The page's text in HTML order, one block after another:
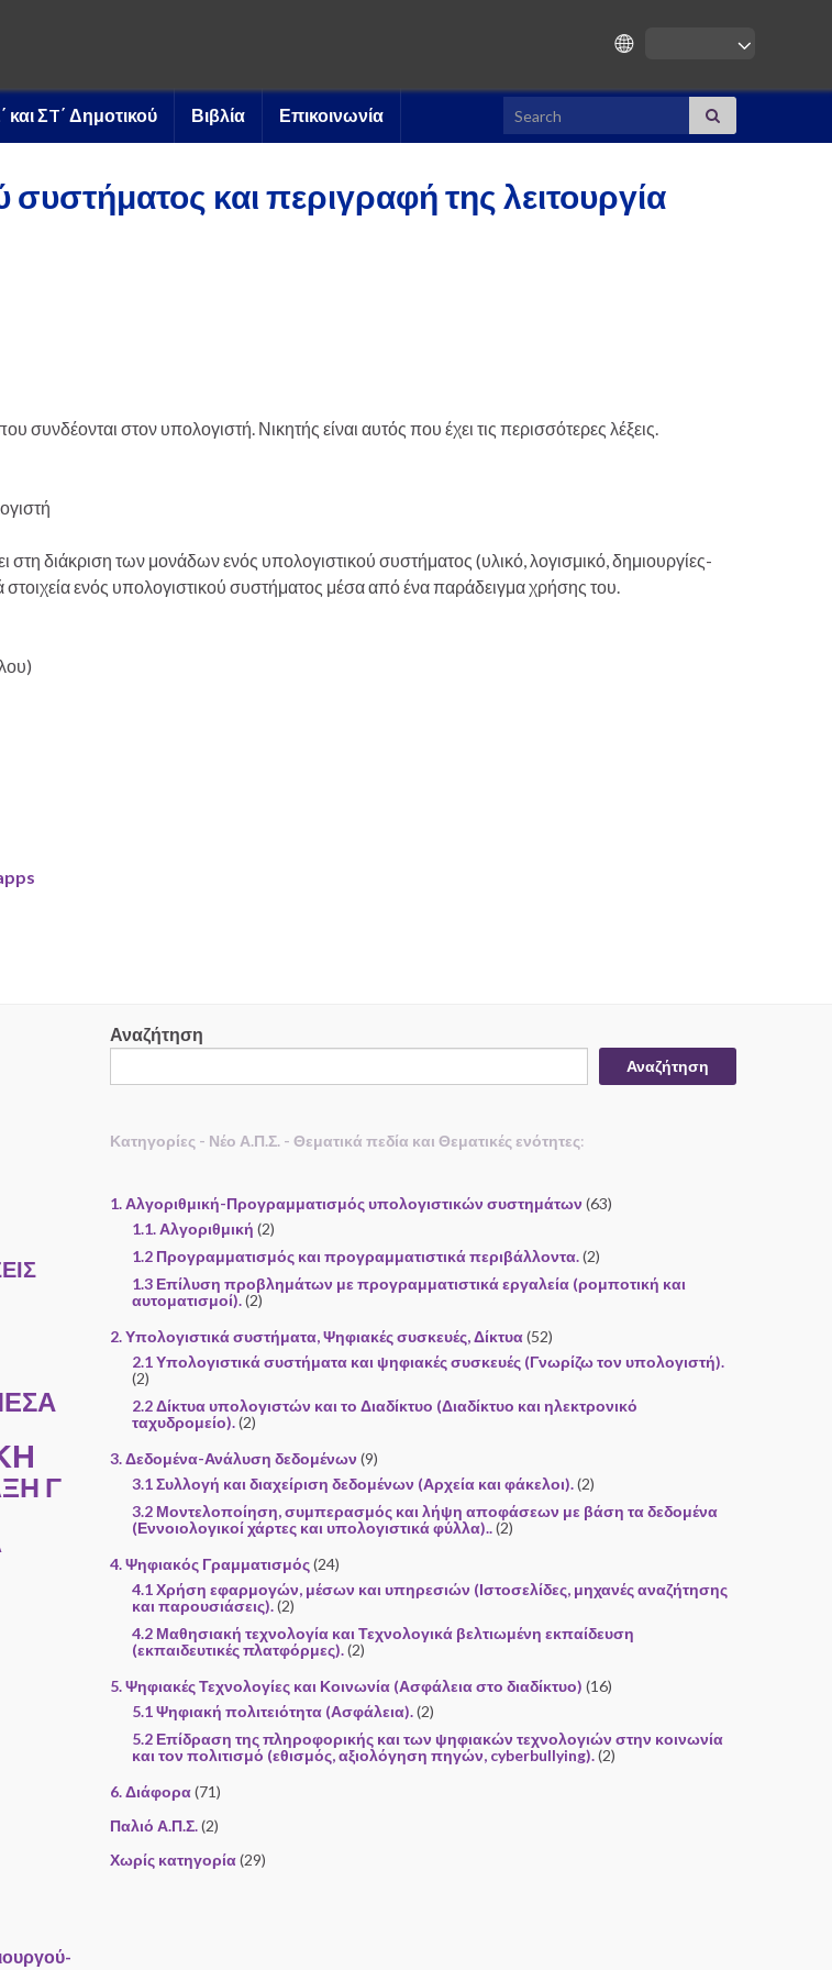
και ΣT΄ Δημοτικού Βιβλία Επικοινωνία Search for:
και περιγραφή της λειτουργία
στον υπολογιστή. Νικητής είναι αυτός που έχει τις περισσότερες λέξεις.
στη διάκριση των μονάδων ενός υπολογιστικού συστήματος (υλικό, λογισμικό, δημιουργίες-
ενός υπολογιστικού συστήματος μέσα από ένα παράδειγμα χρήσης του.
Αναζήτηση
Αναζήτηση
Κατηγορίες - Νέο Α.Π.Σ. - Θεματικά πεδία και Θεματικές ενότητες:
Γ
1. Αλγοριθμική-Προγραμματισμός υπολογιστικών συστημάτων(63)
1.1. Αλγοριθμική (2)
1.2 Προγραμματισμός και προγραμματιστικά περιβάλλοντα.(2)
1.3 Επίλυση προβλημάτων με προγραμματιστικά εργαλεία (ρομποτική και
αυτοματισμοί).(2)
2. Υπολογιστικά συστήματα, Ψηφιακές συσκευές, Δίκτυα(52)
2.1 Υπολογιστικά συστήματα και ψηφιακές συσκευές (Γνωρίζω τον υπολογιστή).
(2)
2.2 Δίκτυα υπολογιστών και το Διαδίκτυο (Διαδίκτυο και ηλεκτρονικό
ταχυδρομείο).(2)
3. Δεδομένα-Ανάλυση δεδομένων(9)
3.1 Συλλογή και διαχείριση δεδομένων (Αρχεία και φάκελοι).(2)
3.2 Μοντελοποίηση, συμπερασμός και λήψη αποφάσεων με βάση τα δεδομένα
(Εννοιολογικοί χάρτες και υπολογιστικά φύλλα)..(2)
4. Ψηφιακός Γραμματισμός(24)
4.1 Χρήση εφαρμογών, μέσων και υπηρεσιών (Ιστοσελίδες, μηχανές αναζήτησης
και παρουσιάσεις).(2)
4.2 Μαθησιακή τεχνολογία και Τεχνολογικά βελτιωμένη εκπαίδευση
(εκπαιδευτικές πλατφόρμες).(2)
5. Ψηφιακές Τεχνολογίες και Κοινωνία (Ασφάλεια στο διαδίκτυο) (16)
5.1 Ψηφιακή πολιτειότητα (Ασφάλεια).(2)
5.2 Επίδραση της πληροφορικής και των ψηφιακών τεχνολογιών στην κοινωνία
και τον πολιτισμό (εθισμός, αξιολόγηση πηγών, cyberbullying).(2)
6. Διάφορα(71)
Παλιό Α.Π.Σ.(2)
Χωρίς κατηγορία(29)